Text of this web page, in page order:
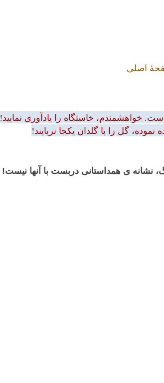
اصلی
خواهشمندم، خاستگاه را یادآوری نمایید!
گل را با گلدان یکجا نربایند!
نشانه ی همداستانی دربست با آنها نیست!